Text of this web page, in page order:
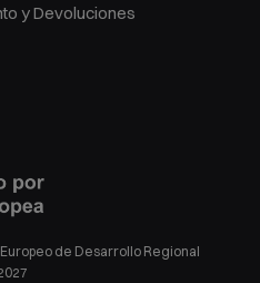
y Devoluciones
de Desarrollo Regional